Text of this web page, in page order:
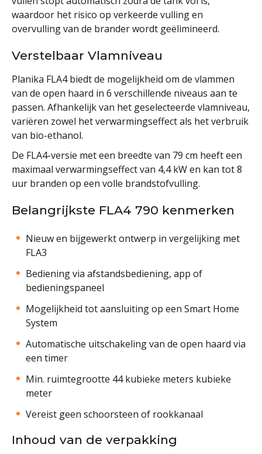
waardoor het risico op verkeerde vulling en
overvulling van de brander wordt geëlimineerd.
Verstelbaar Vlamniveau
Planika FLA4 biedt de mogelijkheid om de vlammen
van de open haard in 6 verschillende niveaus aan te
passen. Afhankelijk van het geselecteerde vlamniveau,
variëren zowel het verwarmingseffect als het verbruik
van bio-ethanol.
De FLA4-versie met een breedte van 79 cm heeft een
maximaal verwarmingseffect van 4,4 kW en kan tot 8
uur branden op een volle brandstofvulling.
Belangrijkste FLA4 790 kenmerken
Nieuw en bijgewerkt ontwerp in vergelijking met
FLA3
Bediening via afstandsbediening, app of
bedieningspaneel
Mogelijkheid tot aansluiting op een Smart Home
System
Automatische uitschakeling van de open haard via
een timer
Min. ruimtegrootte 44 kubieke meters kubieke
meter
Vereist geen schoorsteen of rookkanaal
Inhoud van de verpakking